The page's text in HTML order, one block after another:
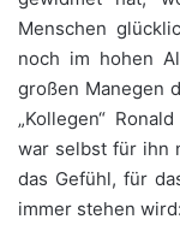
Menschen
noch im hohen
großen Manegen
„Kollegen“
war selbst für ihn
das Gefühl, für
immer stehen